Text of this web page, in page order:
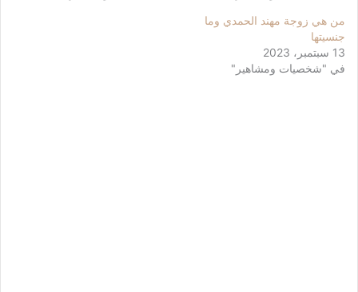
من هي زوجة مهند الحمدي وما
جنسيتها
13 سبتمبر، 2023
في "شخصيات ومشاهير"